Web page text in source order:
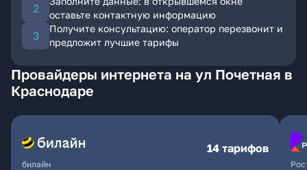
оставьте контактную информацию
Получите консультацию: оператор перезвонит и
предложит лучшие тарифы
Провайдеры интернета на ул Почетная в
Краснодаре
билайн
14 тарифов